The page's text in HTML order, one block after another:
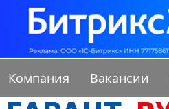
Компания Вакансии